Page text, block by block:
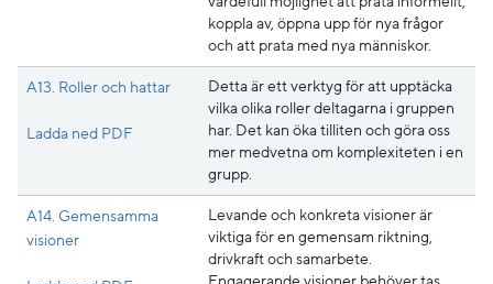
koppla av, öppna upp för nya frågor
och att prata med nya människor.
A13. Roller och hattar
Ladda ned PDFPdf, 166.3 kB, öppnas i nytt fönster.
Detta är ett verktyg för att upptäcka
vilka olika roller deltagarna i gruppen
har. Det kan öka tilliten och göra oss
mer medvetna om komplexiteten i en
grupp.
A14. Gemensamma
visioner
Levande och konkreta visioner är
viktiga för en gemensam riktning,
drivkraft och samarbete.